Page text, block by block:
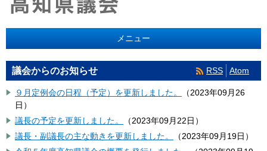
メニュー
議会からのお知らせ RSS Atom
９月定例会の日程（予定）を更新しました。 （2023年09月26
日 ）
議長の予定を更新しました。
（2023年09月22日 ）
議長・副議長の主な動きを更新しました。
（2023年09月19日 ）